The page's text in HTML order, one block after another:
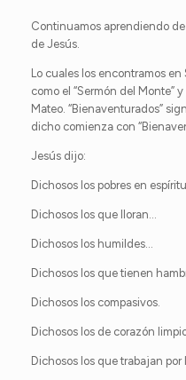
Continuamos aprendiendo
de Jesús.
Lo cuales los encontramos
como el “Sermón del Monte”
Mateo. “Bienaventurados”
dicho comienza con
Jesús dijo:
Dichosos los pobres en espíritu
Dichosos los que lloran…
Dichosos los humildes…
Dichosos los que tienen
Dichosos los compasivos.
Dichosos los de corazón
Dichosos los que trabajan por